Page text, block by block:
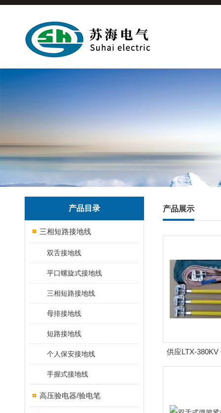
产品目录
三相短路接地线
双舌接地线
平口螺旋式接地线
三相短路接地线
母排接地线
短路接地线
个人保安接地线
手握式接地线
高压验电器/验电笔
产品展示
供应LTX-
压接地线/